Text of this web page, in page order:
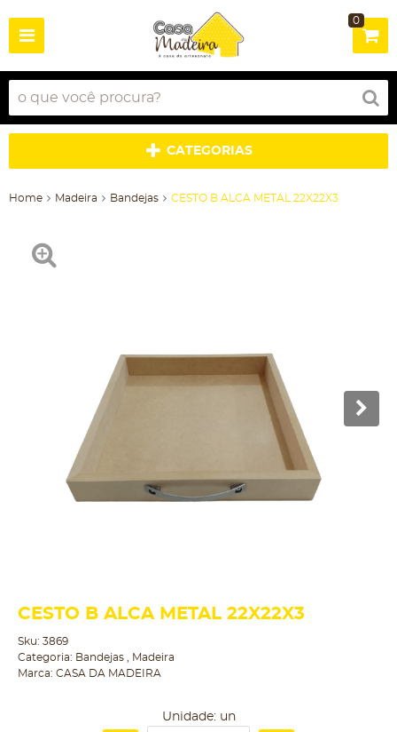
0
CATEGORIAS
Home Madeira Bandejas CESTO B ALCA METAL 22X22X3
CESTO B ALCA METAL 22X22X3
Sku: 3869
Categoria: Bandejas
Madeira
Marca: CASA DA MADEIRA
Unidade: un